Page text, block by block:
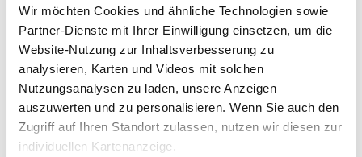
Wir möchten Cookies und ähnliche Technologien sowie
Partner-Dienste mit Ihrer Einwilligung einsetzen, um die
Website-Nutzung zur Inhaltsverbesserung zu
analysieren, Karten und Videos mit solchen
Nutzungsanalysen zu laden, unsere Anzeigen
auszuwerten und zu personalisieren. Wenn Sie auch den
Zugriff auf Ihren Standort zulassen, nutzen wir diesen zur
individuellen Kartenanzeige.
Auch wenn diese jetzige Zeit schwierig ist, stehen die
Kolleginnen und Kollegen gerne telefonisch mit
ihrem Rat zur Verfügung und freuen sich schon jetzt
auf das Wiedersehen mit den Kindern und Eltern!
Kontaktdaten unseres Presseteams